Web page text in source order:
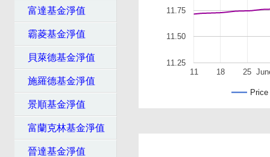
富達基金淨值
霸菱基金淨值
貝萊德基金淨值
施羅德基金淨值
景順基金淨值
富蘭克林基金淨值
晉達基金淨值
Price
11 18 25
11.25
11.50
11.75